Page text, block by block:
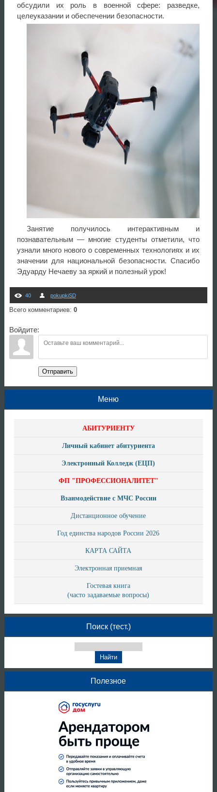
обсудили их роль в военной сфере: разведке,
целеуказании и обеспечении безопасности.
Занятие получилось интерактивным и
познавательным — многие студенты отметили, что
узнали много нового о современных технологиях и их
значении для национальной безопасности. Спасибо
Эдуарду Нечаеву за яркий и полезный урок!
40 pokupkiSD
Всего комментариев: 0
Войдите:
Отправить
Меню
АБИТУРИЕНТУ
Личный кабинет абитуриента
Электронный Колледж (ЕЦП)
ФП "ПРОФЕССИОНАЛИТЕТ"
Взаимодействие с МЧС России
Дистанционное обучение
Год единства народов России 2026
КАРТА САЙТА
Электронная приемная
Гостевая книга
(часто задаваемые вопросы)
Поиск (тест.)
Полезное